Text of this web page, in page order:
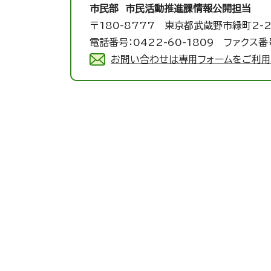
市民部 市民活動推進課情報公開担当
〒180-8777 東京都武蔵野市緑町2-
電話番号：0422-60-1809 ファクス
お問い合わせは専用フォームをご利用